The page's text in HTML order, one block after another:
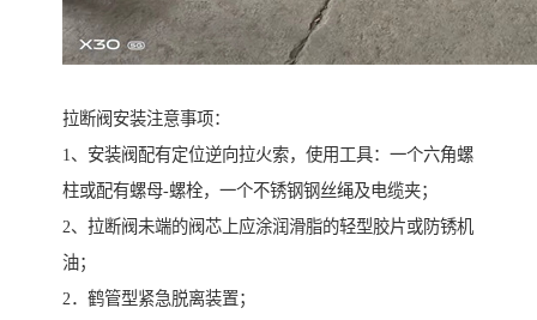
拉断阀安装注意事项：
1、安装阀配有定位逆向拉火索，使用工具：一个六角螺
柱或配有螺母-螺栓，一个不锈钢钢丝绳及电缆夹；
2、拉断阀未端的阀芯上应涂润滑脂的轻型胶片或防锈机
油；
2．鹤管型紧急脱离装置；